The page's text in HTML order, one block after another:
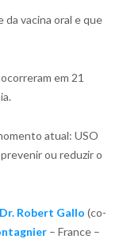
vacina oral e que
em 21
atual: USO
ou reduzir o
Dr. Robert Gallo (co-
– France –